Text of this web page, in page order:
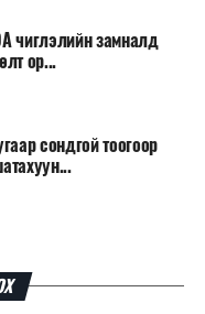
Өмнөд Солонгос
ашиглаж
үйлдвэрээс
авах технологи
төвлөрсөн лаг
дулаан, цахилгаан
лагийн
эрчим хүч
чиглэлээр олон
чиглэлийн замналд
ор...
сондгой тоогоор